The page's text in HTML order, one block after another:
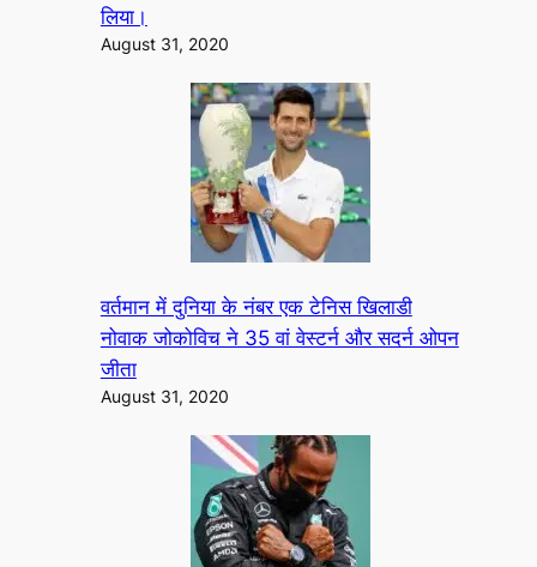
लिया।
August 31, 2020
वर्तमान में दुनिया के नंबर एक टेनिस खिलाडी
नोवाक जोकोविच ने 35 वां वेस्टर्न और सदर्न ओपन
जीता
August 31, 2020